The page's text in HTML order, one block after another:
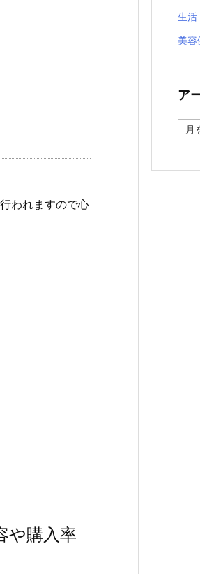
われますので心
や購入率
生
美容
ア
ー